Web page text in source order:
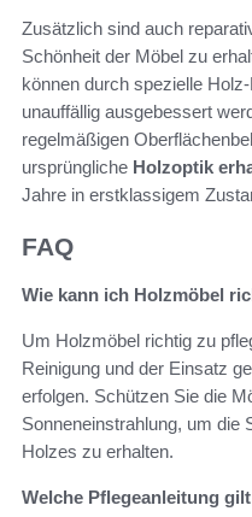
Zusätzlich sind auch
Schönheit der Möbel zu
können durch spezielle
unauffällig ausgebessert
regelmäßigen
ursprüngliche Holzoptik
Jahre in erstklassigem
FAQ
Wie kann ich Holzmöbel
Um Holzmöbel richtig zu
Reinigung und der Einsatz
erfolgen. Schützen Sie die
Sonneneinstrahlung, um die
Holzes zu erhalten.
Welche Pflegeanleitung